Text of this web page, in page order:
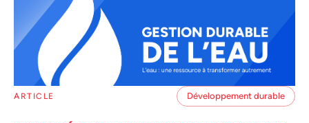
ARTICLE Développement durable